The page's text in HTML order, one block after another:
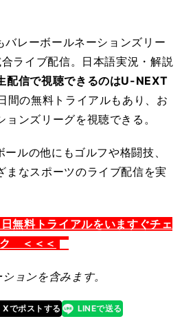
レーボールネーションズリー
ライブ配信。 日本語実況・解説
配信で視聴できるのはU-NEXT
間の無料トライアルもあり、お
ンズリーグを視聴できる。
ルの他にもゴルフや格闘技、
まなスポーツのライブ配信を実
無料トライアルをいますぐチェ
＜＜＜
ョンを含みます。
Xでポストする
line LINEで送る